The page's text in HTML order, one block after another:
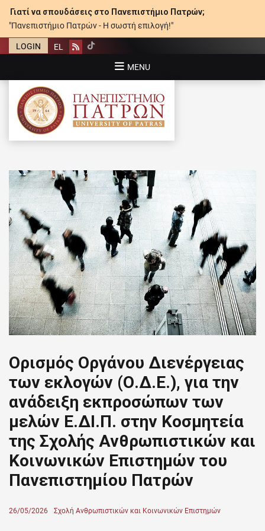
Γιατί να σπουδάσεις στο Πανεπιστήμιο Πατρών;
"Πανεπιστήμιο Πατρών - Η σωστή επιλογή!"
LOGIN EL Rss
MENU
ΠΑΝΕΠΙΣΤΉΜΙΟ ΠΑΤΡΏΝ
Ορισμός Οργάνου Διενέργειας
των εκλογών (Ο.Δ.Ε.), για την
ανάδειξη εκπροσώπων των
μελών Ε.ΔΙ.Π. στην Κοσμητεία
της Σχολής Ανθρωπιστικών και
Κοινωνικών Επιστημών του
Πανεπιστημίου Πατρών
Posted
26/05/2026 Author
Σχολή Ανθρωπιστικών και Κοινωνικών Επιστημών